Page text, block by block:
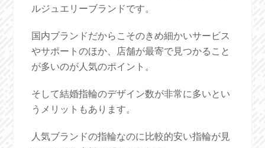
ルジュエリーブランドです。
国内ブランドだからこそのきめ細かいサービス
やサポートのほか、店舗が最寄で見つかること
が多いのが人気のポイント。
そして結婚指輪のデザイン数が非常に多いとい
うメリットもあります。
人気ブランドの指輪なのに比較的安い指輪が見